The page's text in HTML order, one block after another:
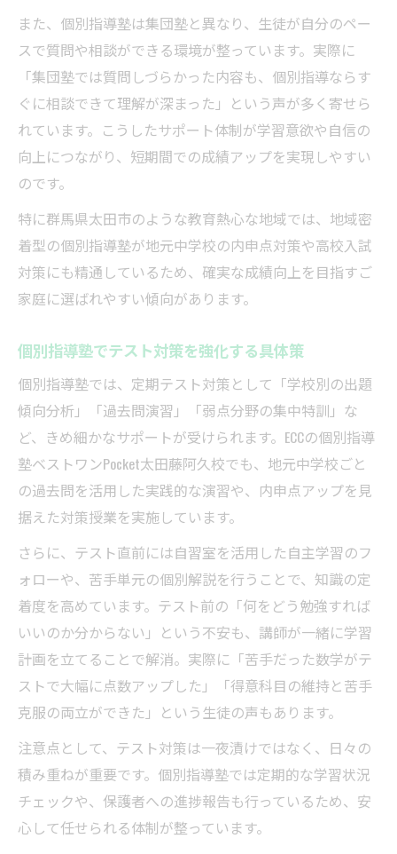
また、個別指導塾は集団塾と異なり、生徒が自分のペー
スで質問や相談ができる環境が整っています。実際に
「集団塾では質問しづらかった内容も、個別指導ならす
ぐに相談できて理解が深まった」という声が多く寄せら
れています。こうしたサポート体制が学習意欲や自信の
向上につながり、短期間での成績アップを実現しやすい
のです。
特に群馬県太田市のような教育熱心な地域では、地域密
着型の個別指導塾が地元中学校の内申点対策や高校入試
対策にも精通しているため、確実な成績向上を目指すご
家庭に選ばれやすい傾向があります。
個別指導塾でテスト対策を強化する具体策
個別指導塾では、定期テスト対策として「学校別の出題
傾向分析」「過去問演習」「弱点分野の集中特訓」な
ど、きめ細かなサポートが受けられます。ECCの個別指導
塾ベストワンPocket太田藤阿久校でも、地元中学校ごと
の過去問を活用した実践的な演習や、内申点アップを見
据えた対策授業を実施しています。
さらに、テスト直前には自習室を活用した自主学習のフ
ォローや、苦手単元の個別解説を行うことで、知識の定
着度を高めています。テスト前の「何をどう勉強すれば
いいのか分からない」という不安も、講師が一緒に学習
計画を立てることで解消。実際に「苦手だった数学がテ
ストで大幅に点数アップした」「得意科目の維持と苦手
克服の両立ができた」という生徒の声もあります。
注意点として、テスト対策は一夜漬けではなく、日々の
積み重ねが重要です。個別指導塾では定期的な学習状況
チェックや、保護者への進捗報告も行っているため、安
心して任せられる体制が整っています。